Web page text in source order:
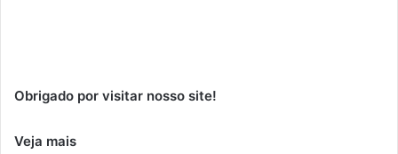
Obrigado por visitar nosso site!
Veja mais